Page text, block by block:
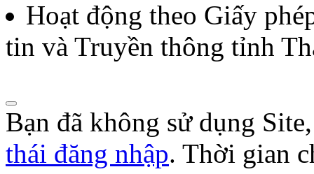
Hoạt động theo Giấy
tin và Truyền thông tỉnh
Bạn đã không sử dụng
thái đăng nhập. Thời gian